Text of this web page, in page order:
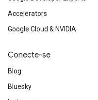
Accelerators
Google Cloud & NVIDIA
Conecte-se
Blog
Bluesky